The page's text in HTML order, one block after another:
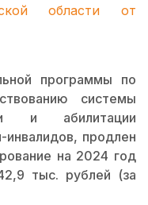
области от
программы по
системы
и абилитации
продлен
на 2024 год
тыс. рублей (за